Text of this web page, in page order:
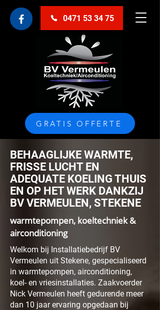
0471 53 34 75
GRATIS OFFERTE
BEHAAGLIJKE WARMTE,
FRISSE LUCHT EN
ADEQUATE KOELING THUIS
EN OP HET WERK DANKZIJ
BV VERMEULEN, STEKENE
warmtepompen, koeltechniek &
airconditioning
Welkom bij Installatiebedrijf BV
Vermeulen uit Stekene, gespecialiseerd
in warmtepompen, airconditioning,
koel- en vriesinstallaties. Zaakvoerder
Nick Vermeulen heeft gedurende meer
dan 10 jaar ervaring opgedaan bij